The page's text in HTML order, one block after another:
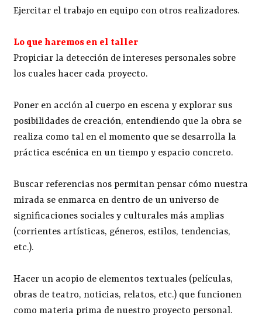
Ejercitar el trabajo en equipo con otros realizadores.
Lo que haremos en el taller
Propiciar la detección de intereses personales sobre
los cuales hacer cada proyecto.
Poner en acción al cuerpo en escena y explorar sus
posibilidades de creación, entendiendo que la obra se
realiza como tal en el momento que se desarrolla la
práctica escénica en un tiempo y espacio concreto.
Buscar referencias nos permitan pensar cómo nuestra
mirada se enmarca en dentro de un universo de
significaciones sociales y culturales más amplias
(corrientes artísticas, géneros, estilos, tendencias,
etc.).
Hacer un acopio de elementos textuales (películas,
obras de teatro, noticias, relatos, etc.) que funcionen
como materia prima de nuestro proyecto personal.